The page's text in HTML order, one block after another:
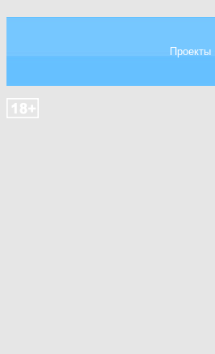
Проекты